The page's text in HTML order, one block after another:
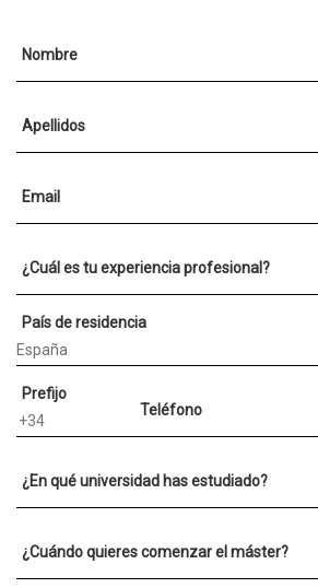
Nombre
Apellidos
Email
¿Cuál es tu experiencia profesional?
País de residencia
Prefijo
Teléfono
¿En qué universidad has estudiado?
¿Cuándo quieres comenzar el máster?